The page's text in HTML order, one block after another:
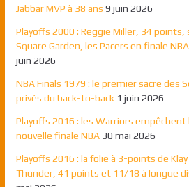
Jabbar MVP à 38 ans 9 juin 2026
Playoffs 2000 : Reggie Miller, 34 points,
Square Garden, les Pacers en finale
juin 2026
NBA Finals 1979 : le premier sacre des
privés du back-to-back 1 juin 2026
Playoffs 2016 : les Warriors empêchent
nouvelle finale NBA 30 mai 2026
Playoffs 2016 : la folie à 3-points de
Thunder, 41 points et 11/18 à longue